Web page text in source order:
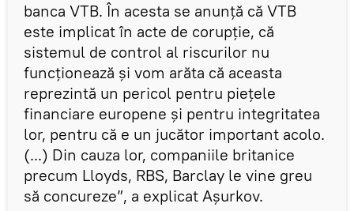
banca VTB. În acesta se anunță că VTB
este implicat în acte de corupție, că
sistemul de control al riscurilor nu
funcționează și vom arăta că aceasta
reprezintă un pericol pentru piețele
financiare europene și pentru integritatea
lor, pentru că e un jucător important acolo.
(...) Din cauza lor, companiile britanice
precum Lloyds, RBS, Barclay le vine greu
să concureze”, a explicat Așurkov.